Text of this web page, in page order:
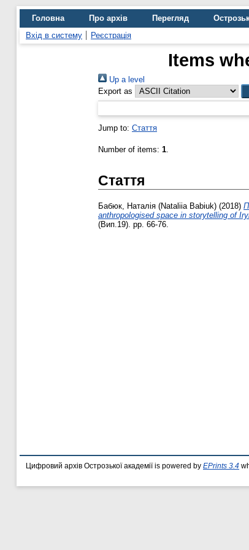
Головна Про архів Перегляд
Вхід в систему
Реєстрація
Items
Up a level
Export as
Jump to: Стаття
Number of items: 1.
Стаття
Бабюк, Наталія (Nataliia Babiuk) (2018)
anthropologised space in storytelling of
(Вип.19). pp. 66-76.
Цифровий архів Острозької академії is powered by EPrints 3.4